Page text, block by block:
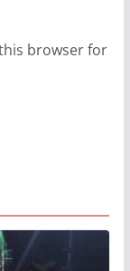
browser for